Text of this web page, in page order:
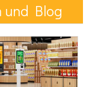
Blog